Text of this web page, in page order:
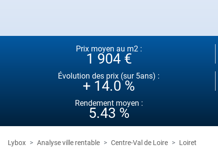
Prix moyen au m2 :
1 904 €
Évolution des prix (sur 5ans) :
+ 14.0 %
Rendement moyen :
5.43 %
Lybox Analyse ville rentable Centre-Val de Loire
Loiret